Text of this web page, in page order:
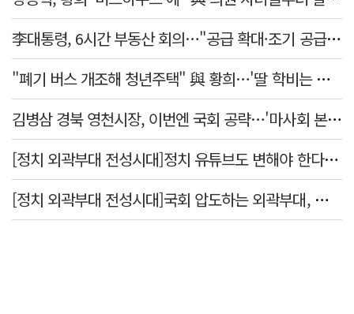
李대통령, 6시간 부동산 회의…"공급 확대·조기 공급 과감히 실천"
"폐기 버스 개조해 청년주택" 與 황희…'딸 학비는 年 4200만원'
김병삼 경북 영천시장, 이번엔 국회 공략…'마사회 본사 이전·광역교통망 확충' 요청
[정치 외곽부대 전성시대]정치 유튜브도 변해야 한다 "화합과 존중"
[정치 외곽부대 전성시대]국회 압도하는 외곽부대, 목소리 왜 커지나?